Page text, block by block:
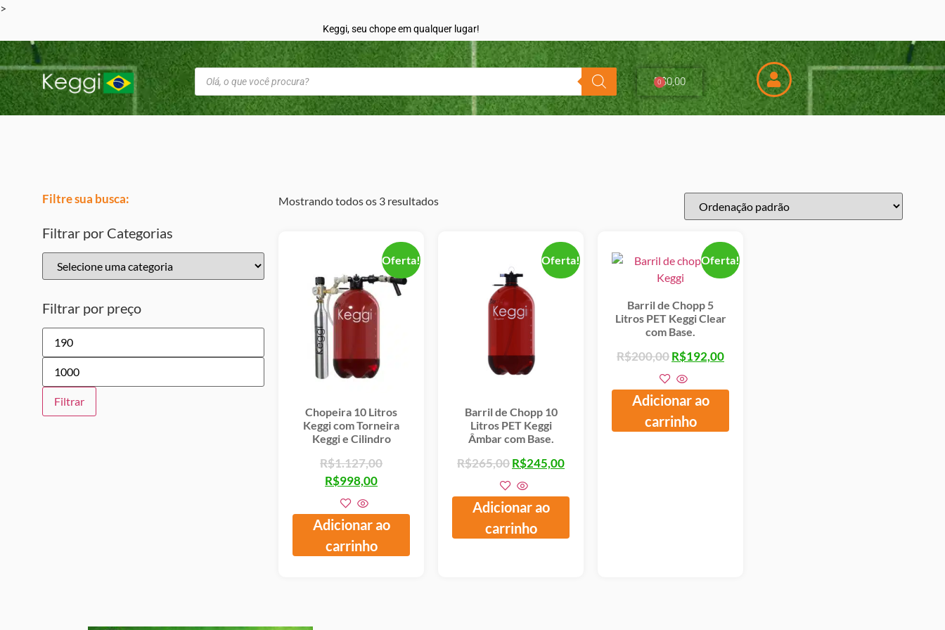
>
Keggi, seu chope em qualquer lugar!
R$0,00
0
Filtre sua busca:
Filtrar por Categorias
Filtrar por preço
Filtrar
Mostrando todos os 3 resultados
Oferta!
Chopeira 10 Litros
Keggi com Torneira
Keggi e Cilindro
R$1.127,00
R$998,00
Adicionar ao
carrinho
Oferta!
Barril de Chopp 10
Litros PET Keggi
Âmbar com Base.
R$265,00R$245,00
Adicionar ao
carrinho
Oferta!
Barril de Chopp 5
Litros PET Keggi Clear
com Base.
R$200,00R$192,00
Adicionar ao
carrinho